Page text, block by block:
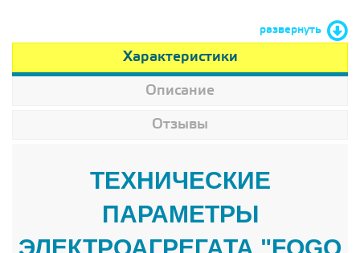
развернуть
Характеристики
Описание
Отзывы
ТЕХНИЧЕСКИЕ
ПАРАМЕТРЫ